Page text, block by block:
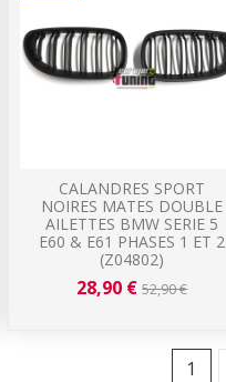
CALANDRES SPORT
NOIRES MATES DOUBLE
AILETTES BMW SERIE 5
E60 & E61 PHASES 1 ET 2
(Z04802)
28,90 €52,90 €
1